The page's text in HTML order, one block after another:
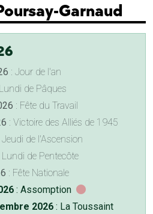
Garnaud
: Jour de l'an
de Pâques
: Fête du Travail
: Victoire des Alliés de 1945
Jeudi de l'Ascension
Lundi de Pentecôte
: Fête Nationale
: Assomption
2026 : La Toussaint